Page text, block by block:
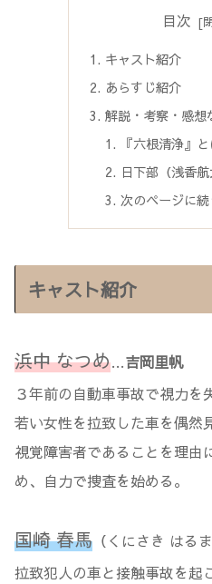
目次
キャスト紹介
あらすじ紹介
解説・考察・感想
『六根清浄』と
日下部（浅香
次のページに続
キャスト紹介
浜中 なつめ…吉岡里帆
３年前の自動車事故で視力を
若い女性を拉致した車を偶然
視覚障害者であることを理由
め、自力で捜査を始める。
国崎 春馬 （くにさき はる
拉致犯人の車と接触事故を起